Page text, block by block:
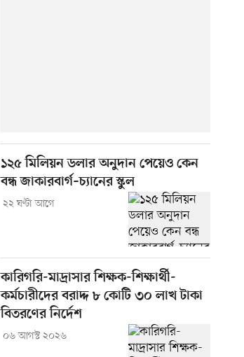
১২৫ মিলিয়ন ডলার অনুদান পেয়েও কেন
বন্ধ জাকারবার্গ–চ্যানের স্কুল
২২ ঘণ্টা আগে
কারিগরি-মাদ্রাসার শিক্ষক-শিক্ষার্থী-
কর্মচারীদের বরাদ্দ ৮ কোটি ৩০ লাখ টাকা
বিতরণের নির্দেশ
০৬ আগস্ট ২০২৬